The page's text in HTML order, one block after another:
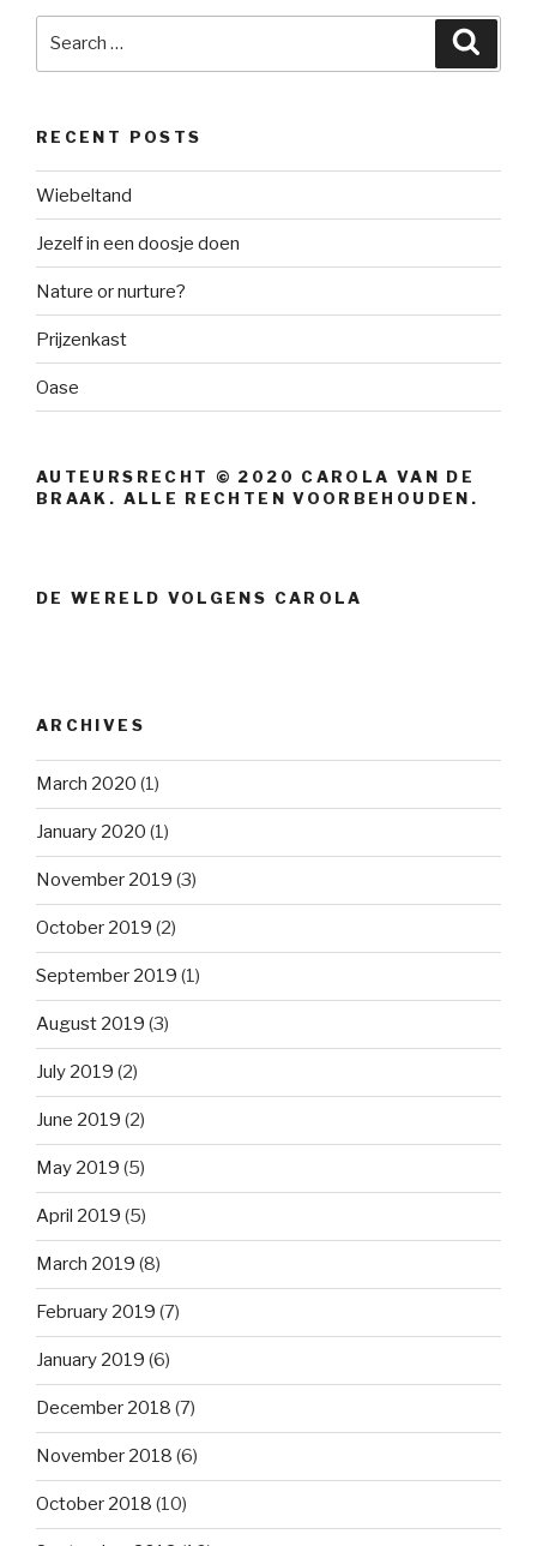
RECENT POSTS
Wiebeltand
Jezelf in een doosje doen
Nature or nurture?
Prijzenkast
Oase
AUTEURSRECHT © 2020 CAROLA VAN DE
BRAAK. ALLE RECHTEN VOORBEHOUDEN.
DE WERELD VOLGENS CAROLA
ARCHIVES
March 2020 (1)
January 2020 (1)
November 2019 (3)
October 2019 (2)
September 2019 (1)
August 2019 (3)
July 2019 (2)
June 2019 (2)
May 2019 (5)
April 2019 (5)
March 2019 (8)
February 2019 (7)
January 2019 (6)
December 2018 (7)
November 2018 (6)
October 2018 (10)